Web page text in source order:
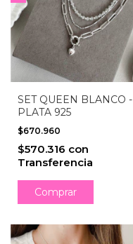
SET QUEEN BLANCO -
PLATA 925
$670.960
$570.316 con
Transferencia